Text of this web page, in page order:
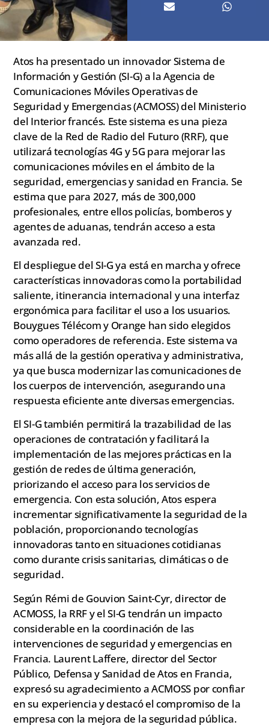
Atos ha presentado un innovador Sistema de
Información y Gestión (SI-G) a la Agencia de
Comunicaciones Móviles Operativas de
Seguridad y Emergencias (ACMOSS) del Ministerio
del Interior francés. Este sistema es una pieza
clave de la Red de Radio del Futuro (RRF), que
utilizará tecnologías 4G y 5G para mejorar las
comunicaciones móviles en el ámbito de la
seguridad, emergencias y sanidad en Francia. Se
estima que para 2027, más de 300,000
profesionales, entre ellos policías, bomberos y
agentes de aduanas, tendrán acceso a esta
avanzada red.
El despliegue del SI-G ya está en marcha y ofrece
características innovadoras como la portabilidad
saliente, itinerancia internacional y una interfaz
ergonómica para facilitar el uso a los usuarios.
Bouygues Télécom y Orange han sido elegidos
como operadores de referencia. Este sistema va
más allá de la gestión operativa y administrativa,
ya que busca modernizar las comunicaciones de
los cuerpos de intervención, asegurando una
respuesta eficiente ante diversas emergencias.
El SI-G también permitirá la trazabilidad de las
operaciones de contratación y facilitará la
implementación de las mejores prácticas en la
gestión de redes de última generación,
priorizando el acceso para los servicios de
emergencia. Con esta solución, Atos espera
incrementar significativamente la seguridad de la
población, proporcionando tecnologías
innovadoras tanto en situaciones cotidianas
como durante crisis sanitarias, climáticas o de
seguridad.
Según Rémi de Gouvion Saint-Cyr, director de
ACMOSS, la RRF y el SI-G tendrán un impacto
considerable en la coordinación de las
intervenciones de seguridad y emergencias en
Francia. Laurent Laffere, director del Sector
Público, Defensa y Sanidad de Atos en Francia,
expresó su agradecimiento a ACMOSS por confiar
en su experiencia y destacó el compromiso de la
empresa con la mejora de la seguridad pública.